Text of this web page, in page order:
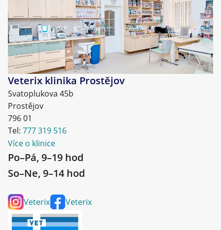
Veterix klinika Prostějov
Svatoplukova 45b
Prostějov
796 01
Tel: 777 319 516
Více o klinice
Po–Pá, 9–19 hod
So–Ne, 9–14 hod
Veterix Veterix